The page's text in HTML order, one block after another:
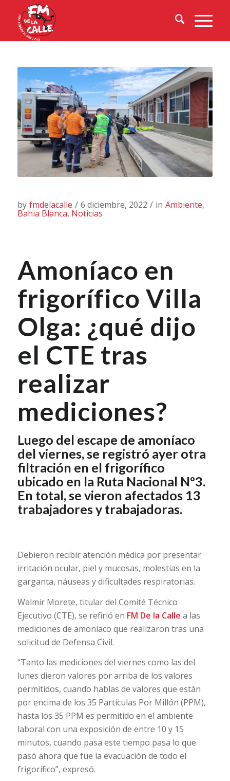
by fmdelacalle / 6 diciembre, 2022 / in Ambiente,
Bahia Blanca, Noticias
Amoníaco en
frigorífico Villa
Olga: ¿qué dijo
el CTE tras
realizar
mediciones?
Luego del escape de amoníaco
del viernes, se registró ayer otra
filtración en el frigorífico
ubicado en la Ruta Nacional Nº3.
En total, se vieron afectados 13
trabajadores y trabajadoras.
Debieron recibir atención médica por presentar
irritación ocular, piel y mucosas, molestias en la
garganta, náuseas y dificultades respiratorias.
Walmir Morete, titular del Comité Técnico
Ejecutivo (CTE), se refirió en FM De la Calle a las
mediciones de amoníaco que realizaron tras una
solicitud de Defensa Civil.
“Tanto las mediciones del viernes como las del
lunes dieron valores por arriba de los valores
permitidos, cuando hablas de valores que están
por encima de los 35 Partículas Por Millón (PPM),
hasta los 35 PPM es permitido en el ambiente
laboral con una exposición de entre 10 y 15
minutos, cuando pasa este tiempo pasa lo que
pasó ahora que fue la evacuación de todo el
frigorífico”, expresó.